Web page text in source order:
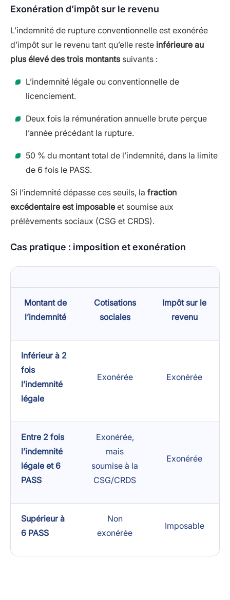
Exonération d’impôt sur le revenu
L’indemnité de rupture conventionnelle est exonérée
d’impôt sur le revenu tant qu’elle reste inférieure au
plus élevé des trois montantssuivants :
L’indemnité légale ou conventionnelle de
licenciement.
Deux fois la rémunération annuelle brute perçue
l’année précédant la rupture.
50 % du montant total de l’indemnité, dans la limite
de 6 fois le PASS.
Si l’indemnité dépasse ces seuils, la fraction
excédentaire est imposable et soumise aux
prélèvements sociaux (CSG et CRDS).
Cas pratique : imposition et exonération
Montant de
l’indemnité
Cotisations
sociales
Impôt sur le
revenu
Inférieur à 2
fois
l’indemnité
légale
Exonérée Exonérée
Entre 2 fois
l’indemnité
légale et 6
PASS
Exonérée,
mais
soumise à la
CSG/CRDS
Exonérée
Supérieur à
6 PASS
Non
exonérée
Imposable